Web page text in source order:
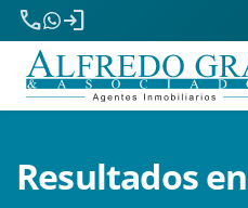
phone
login
Resultados